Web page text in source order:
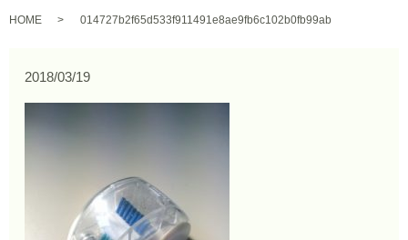
HOME 014727b2f65d533f911491e8ae9fb6c102b0fb99ab
2018/03/19